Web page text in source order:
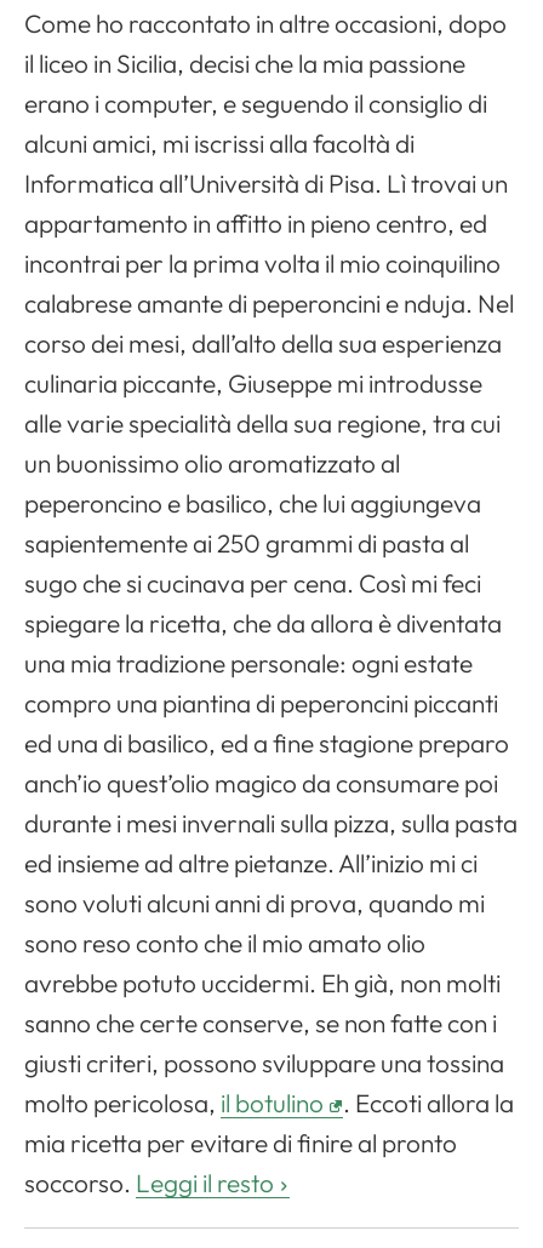
Come ho raccontato in altre occasioni, dopo
il liceo in Sicilia, decisi che la mia passione
erano i computer, e seguendo il consiglio di
alcuni amici, mi iscrissi alla facoltà di
Informatica all’Università di Pisa. Lì trovai un
appartamento in affitto in pieno centro, ed
incontrai per la prima volta il mio coinquilino
calabrese amante di peperoncini e nduja. Nel
corso dei mesi, dall’alto della sua esperienza
culinaria piccante, Giuseppe mi introdusse
alle varie specialità della sua regione, tra cui
un buonissimo olio aromatizzato al
peperoncino e basilico, che lui aggiungeva
sapientemente ai 250 grammi di pasta al
sugo che si cucinava per cena. Così mi feci
spiegare la ricetta, che da allora è diventata
una mia tradizione personale: ogni estate
compro una piantina di peperoncini piccanti
ed una di basilico, ed a fine stagione preparo
anch’io quest’olio magico da consumare poi
durante i mesi invernali sulla pizza, sulla pasta
ed insieme ad altre pietanze. All’inizio mi ci
sono voluti alcuni anni di prova, quando mi
sono reso conto che il mio amato olio
avrebbe potuto uccidermi. Eh già, non molti
sanno che certe conserve, se non fatte con i
giusti criteri, possono sviluppare una tossina
molto pericolosa, il botulino
. Eccoti allora la
mia ricetta per evitare di finire al pronto
soccorso. Leggi il resto